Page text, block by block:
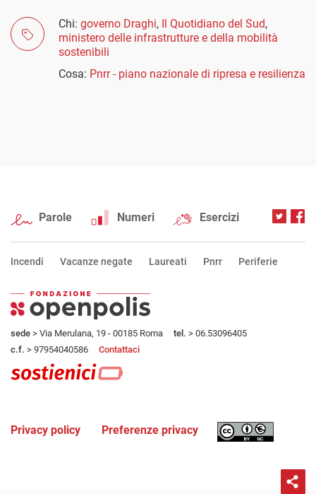
Chi: governo Draghi, Il Quotidiano del Sud,
ministero delle infrastrutture e della mobilità
sostenibili
Cosa: Pnrr - piano nazionale di ripresa e resilienza
Parole Numeri Esercizi
Incendi Vacanze negate Laureati Pnrr Periferie
sede > Via Merulana, 19 - 00185 Roma tel. > 06.53096405
c.f. > 97954040586 Contattaci
Privacy policy Preferenze privacy